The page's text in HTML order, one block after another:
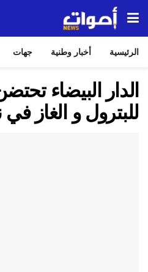
الرئيسية أخبار وطنية جهات
الدار البيضاء
للبترول و الغاز